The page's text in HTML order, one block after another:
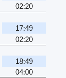
02:20
17:49
02:20
18:49
04:00